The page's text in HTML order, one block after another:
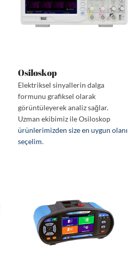
Osiloskop
Elektriksel sinyallerin dalga
formunu grafiksel olarak
görüntüleyerek analiz sağlar.
Uzman ekibimiz ile Osiloskop
ürünlerimizden size en uygun olanı
seçelim.